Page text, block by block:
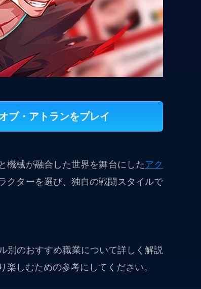
ブ・アトランをプレイ
機械が融合した世界を舞台にしたアク
クターを選び、独自の戦闘スタイルで
別のおすすめ職業について詳しく解説
しむための参考にしてください。